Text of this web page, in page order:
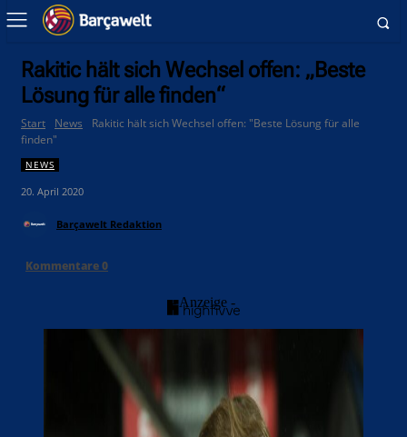
Rakitic hält sich Wechsel offen: „Beste
Lösung für alle finden“
Start News
Rakitic hält sich Wechsel offen: "Beste Lösung für alle
finden"
NEWS
20. April 2020
Barçawelt Redaktion
Kommentare0
- Anzeige -